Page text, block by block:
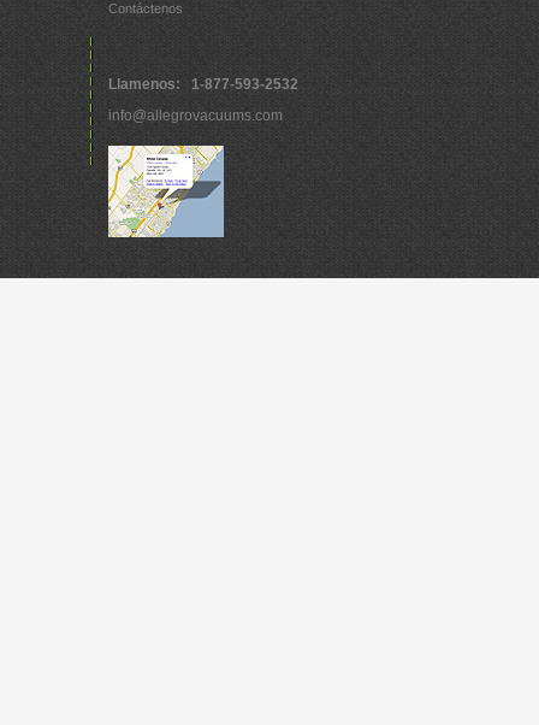
Contáctenos
Llamenos: 1-877-593-2532
info@allegrovacuums.com